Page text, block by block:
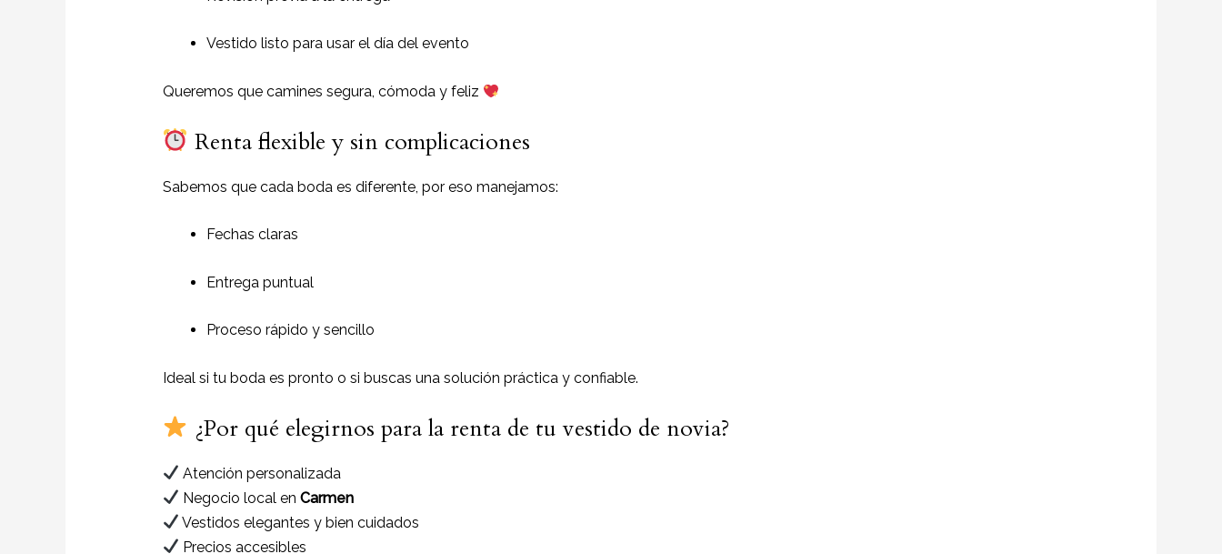
Vestido listo para usar el día del evento
Queremos que camines segura, cómoda y feliz
Renta flexible y sin complicaciones
Sabemos que cada boda es diferente, por eso manejamos:
Fechas claras
Entrega puntual
Proceso rápido y sencillo
Ideal si tu boda es pronto o si buscas una solución práctica y confiable.
¿Por qué elegirnos para la renta de tu vestido de novia?
Atención personalizada
Negocio local en Carmen
Vestidos elegantes y bien cuidados
Precios accesibles